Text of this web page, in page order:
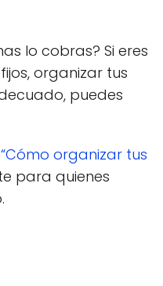
lo cobras? Si eres
organizar tus
puedes
“Cómo organizar tus
para quienes